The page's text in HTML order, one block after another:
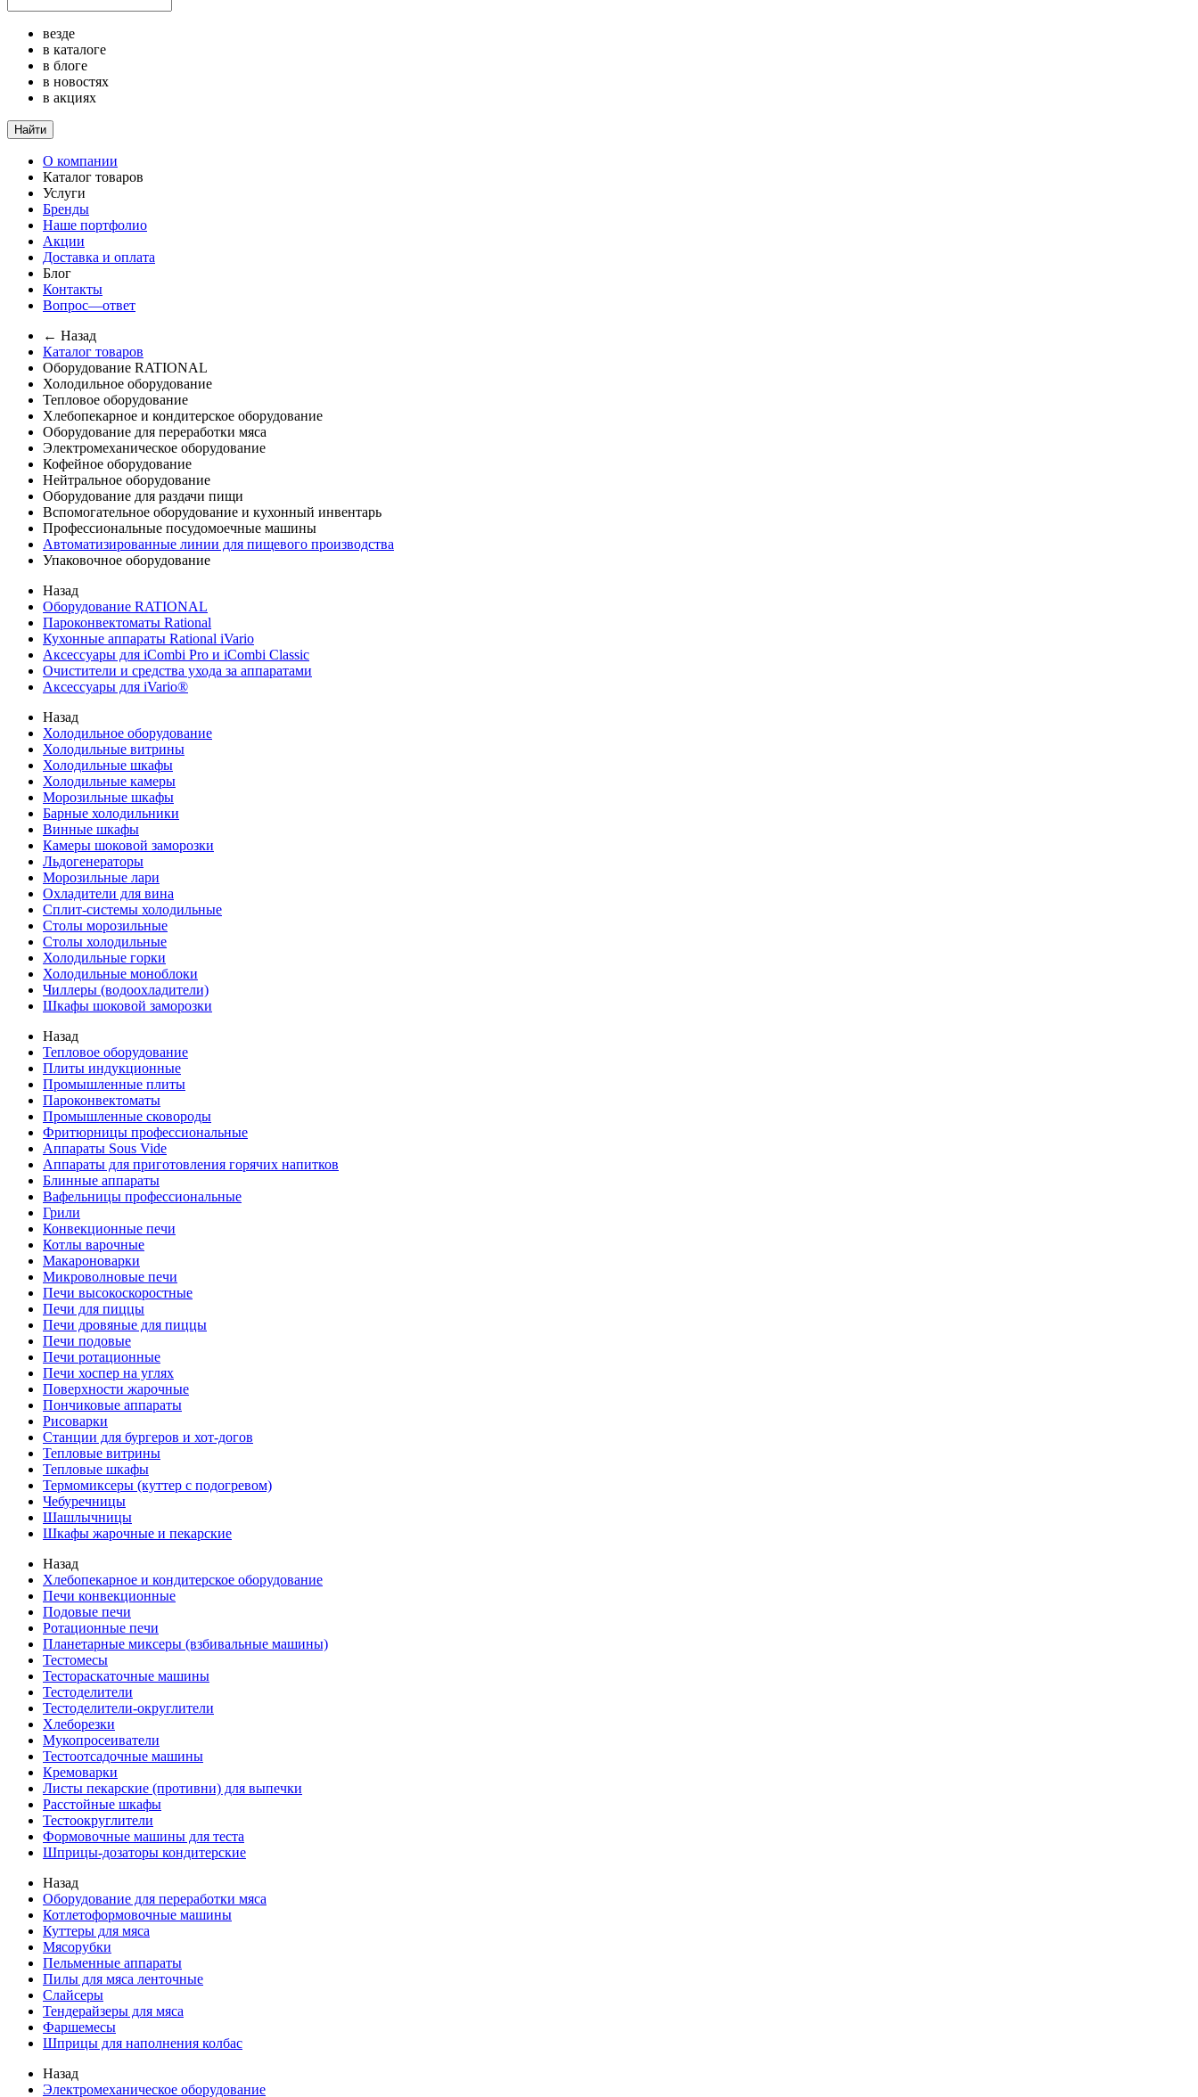
везде
в каталоге
в блоге
в новостях
в акциях
Найти
О компании
Каталог товаров
Услуги
Бренды
Наше портфолио
Акции
Доставка и оплата
Блог
Контакты
Вопрос—ответ
← Назад
Каталог товаров
Оборудование RATIONAL
Холодильное оборудование
Тепловое оборудование
Хлебопекарное и кондитерское оборудование
Оборудование для переработки мяса
Электромеханическое оборудование
Кофейное оборудование
Нейтральное оборудование
Оборудование для раздачи пищи
Вспомогательное оборудование и кухонный инвентарь
Профессиональные посудомоечные машины
Автоматизированные линии для пищевого производства
Упаковочное оборудование
Назад
Оборудование RATIONAL
Пароконвектоматы Rational
Кухонные аппараты Rational iVario
Аксессуары для iCombi Pro и iCombi Classic
Очистители и средства ухода за аппаратами
Аксессуары для iVario®
Назад
Холодильное оборудование
Холодильные витрины
Холодильные шкафы
Холодильные камеры
Морозильные шкафы
Барные холодильники
Винные шкафы
Камеры шоковой заморозки
Льдогенераторы
Морозильные лари
Охладители для вина
Сплит-системы холодильные
Столы морозильные
Столы холодильные
Холодильные горки
Холодильные моноблоки
Чиллеры (водоохладители)
Шкафы шоковой заморозки
Назад
Тепловое оборудование
Плиты индукционные
Промышленные плиты
Пароконвектоматы
Промышленные сковороды
Фритюрницы профессиональные
Аппараты Sous Vide
Аппараты для приготовления горячих напитков
Блинные аппараты
Вафельницы профессиональные
Грили
Конвекционные печи
Котлы варочные
Макароноварки
Микроволновые печи
Печи высокоскоростные
Печи для пиццы
Печи дровяные для пиццы
Печи подовые
Печи ротационные
Печи хоспер на углях
Поверхности жарочные
Пончиковые аппараты
Рисоварки
Станции для бургеров и хот-догов
Тепловые витрины
Тепловые шкафы
Термомиксеры (куттер с подогревом)
Чебуречницы
Шашлычницы
Шкафы жарочные и пекарские
Назад
Хлебопекарное и кондитерское оборудование
Печи конвекционные
Подовые печи
Ротационные печи
Планетарные миксеры (взбивальные машины)
Тестомесы
Тестораскаточные машины
Тестоделители
Тестоделители-округлители
Хлеборезки
Мукопросеиватели
Тестоотсадочные машины
Кремоварки
Листы пекарские (противни) для выпечки
Расстойные шкафы
Тестоокруглители
Формовочные машины для теста
Шприцы-дозаторы кондитерские
Назад
Оборудование для переработки мяса
Котлетоформовочные машины
Куттеры для мяса
Мясорубки
Пельменные аппараты
Пилы для мяса ленточные
Слайсеры
Тендерайзеры для мяса
Фаршемесы
Шприцы для наполнения колбас
Назад
Электромеханическое оборудование